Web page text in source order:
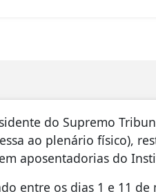
do Supremo
ao plenário físico),
aposentadorias do
entre os dias 1 e 11